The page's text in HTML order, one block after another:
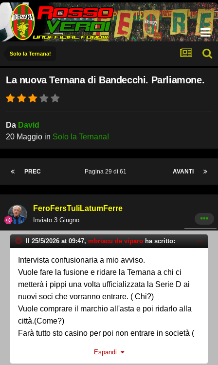
Solo la Ternana!
La nuova Ternana di Bandecchi. Parliamone.
Da David
20 Maggio in Solo la Ternana!
PREC AVANTI
Pagina 29 di 61
FeroFersTuliLatumFerre
Inviato 3 Giugno
Il 25/5/2026 at 09:47, mbriacu de viparo ha scritto:
Intervista confusionaria a mio avviso.
Vuole fare la fusione e ridare la Ternana a chi ci
metterà i pippi una volta ufficializzata la Serie D ai
nuovi soci che vorranno entrare. ( Chi?)
Vuole comprare il marchio all'asta e poi ridarlo alla
città.(Come?)
Farà tutto sto casino per poi non entrare in società (
Ha chiamato il Campitello CAMPIELLO
Espandi